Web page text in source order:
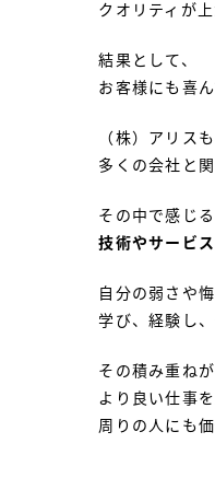
クオリティが上
結果として、
お客様にも喜
（株）アリスも
多くの会社と
その中で感じる
技術やサービ
自分の弱さや
学び、経験し
その積み重ねが
より良い仕事を
周りの人にも